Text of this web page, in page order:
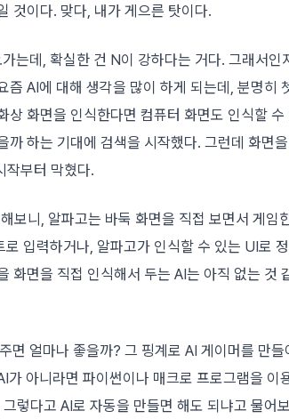
것이다. 맞다, 내가 게으른 탓이다.
는데, 확실한 건 N이 강하다는 거다. 그래서인
즘 AI에 대해 생각을 많이 하게 되는데, 분명히
상 화면을 인식한다면 컴퓨터 화면도 인식할
까 하는 기대에 검색을 시작했다. 그런데 화면
작부터 막혔다.
보니, 알파고는 바둑 화면을 직접 보면서 게임
입력하거나, 알파고가 인식할 수 있는 UI로
화면을 직접 인식해서 두는 AI는 아직 없는 것
면 얼마나 좋을까? 그 핑계로 AI 게이머를 만들
가 아니라면 파이썬이나 매크로 프로그램을 이
렇다고 AI로 자동을 만들면 해도 되냐고 물어